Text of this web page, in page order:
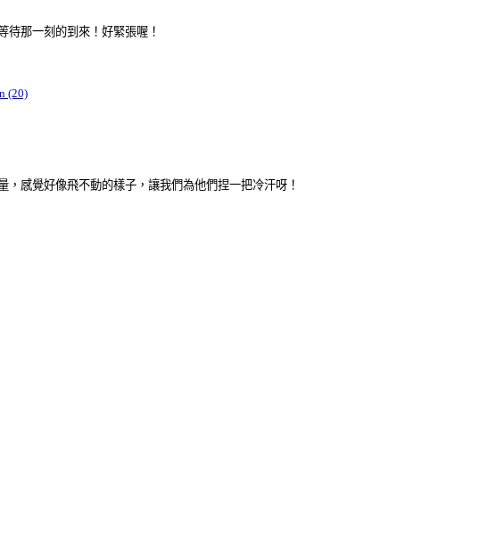
待那一刻的到來！好緊張喔！
感覺好像飛不動的樣子，讓我們為他們捏一把冷汗呀！